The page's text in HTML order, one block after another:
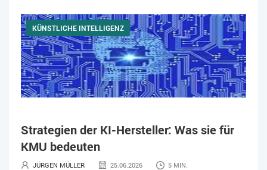
KÜNSTLICHE INTELLIGENZ
Strategien der KI-Hersteller: Was sie für
KMU bedeuten
JÜRGEN MÜLLER 25.06.2026 5 MIN.